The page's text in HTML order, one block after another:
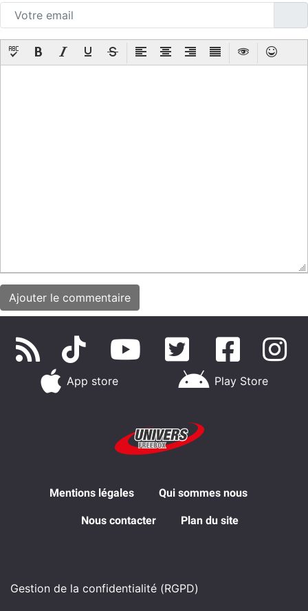
App store Play Store
Mentions légales Qui sommes nous
Nous contacter Plan du site
Gestion de la confidentialité (RGPD)